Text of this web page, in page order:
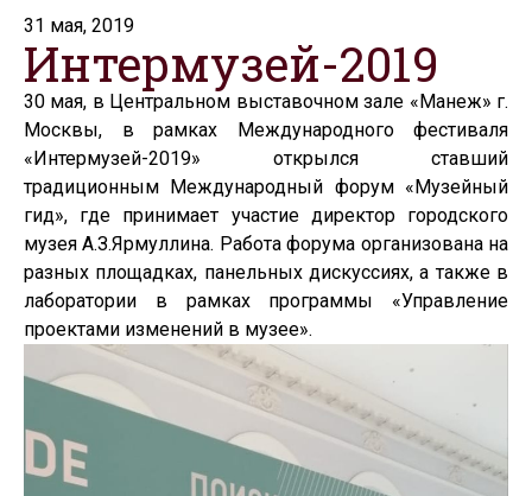
31 мая, 2019
Интермузей-2019
30 мая, в Центральном выставочном зале «Манеж» г.
Москвы, в рамках Международного фестиваля
«Интермузей-2019» открылся ставший
традиционным Международный форум «Музейный
гид», где принимает участие директор городского
музея А.З.Ярмуллина. Работа форума организована на
разных площадках, панельных дискуссиях, а также в
лаборатории в рамках программы «Управление
проектами изменений в музее».